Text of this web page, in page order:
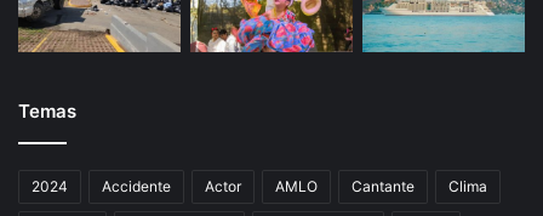
Temas
2024 Accidente Actor AMLO Cantante Clima